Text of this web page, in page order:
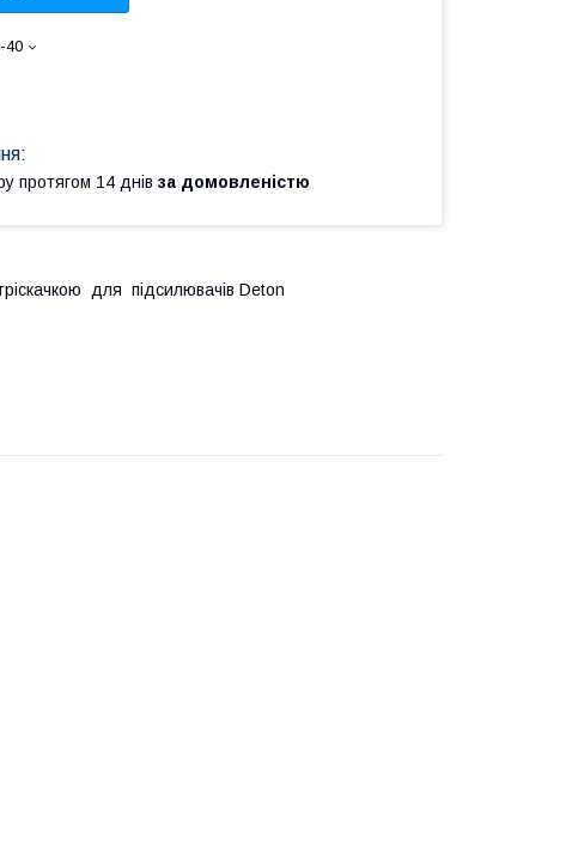
40
протягом 14 днів за домовленістю
для підсилювачів Deton